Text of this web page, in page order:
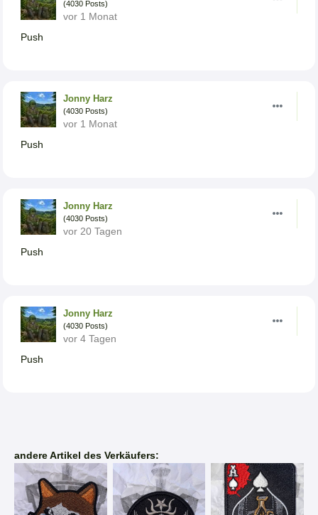
(4030 Posts)
vor 1 Monat
Push
Jonny Harz
(4030 Posts)
vor 1 Monat
Push
Jonny Harz
(4030 Posts)
vor 20 Tagen
Push
Jonny Harz
(4030 Posts)
vor 4 Tagen
Push
andere Artikel des Verkäufers: